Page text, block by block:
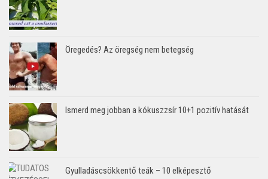
Öregedés? Az öregség nem betegség
Ismerd meg jobban a kókuszzsír 10+1 pozitív hatását
Gyulladáscsökkentő teák – 10 elképesztő